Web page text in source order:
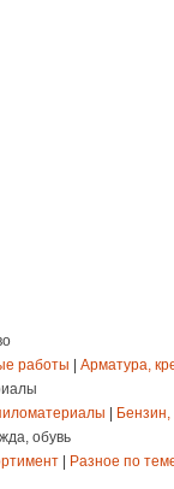
работы
Арматура,
обувь
Разное по